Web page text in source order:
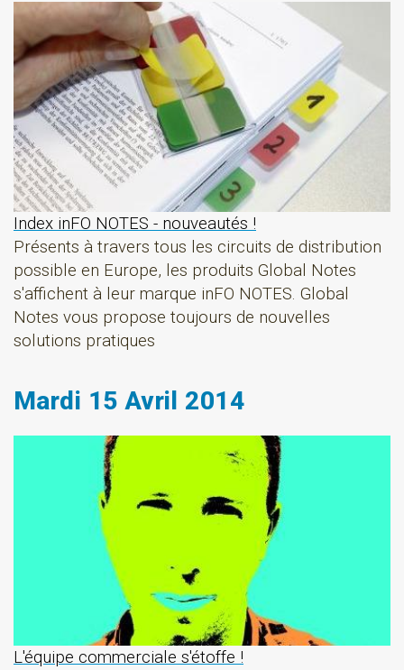
Index inFO NOTES - nouveautés !
Présents à travers tous les circuits de distribution
possible en Europe, les produits Global Notes
s'affichent à leur marque inFO NOTES. Global
Notes vous propose toujours de nouvelles
solutions pratiques
Mardi 15 Avril 2014
L'équipe commerciale s'étoffe !